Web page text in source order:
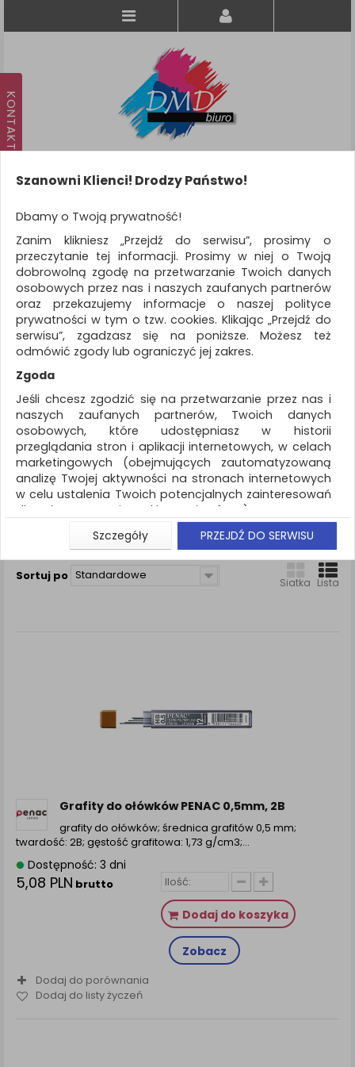
KATEGORIE
WSZYSTKIE KATEGORIE
FILTRY
Więcej
REKLAMA
AKTUALNOŚCI
Artykuły do pisania i korygowania Grafit
ZNALEZIONYCH PRODUKTÓW: 8
GRAFIT
Porównaj (0
Sortuj po Standardowe
Siatka Lista
Grafity do ołówków PENAC 0,5mm, 2B
grafity do ołówków; średnica grafitów 0,5 mm;
twardość: 2B; gęstość grafitowa: 1,73 g/cm3;...
Dostępność: 3 dni
5,08 PLN brutto
Dodaj do koszyka
Zobacz
Dodaj do porównania
Dodaj do listy życzeń
Szanowni Klienci! Drodzy Państwo!
Dbamy o Twoją prywatność!
Zanim klikniesz „Przejdź do serwisu”, prosimy o
przeczytanie tej informacji. Prosimy w niej o Twoją
dobrowolną zgodę na przetwarzanie Twoich danych
osobowych przez nas i naszych zaufanych partnerów
oraz przekazujemy informacje o naszej polityce
prywatności w tym o tzw. cookies. Klikając „Przejdź do
serwisu”, zgadzasz się na poniższe. Możesz też
odmówić zgody lub ograniczyć jej zakres.
Zgoda
Jeśli chcesz zgodzić się na przetwarzanie przez nas i
naszych zaufanych partnerów, Twoich danych
osobowych, które udostępniasz w historii
przeglądania stron i aplikacji internetowych, w celach
marketingowych (obejmujących zautomatyzowaną
analizę Twojej aktywności na stronach internetowych
w celu ustalenia Twoich potencjalnych zainteresowań
dla dostosowania reklamy i oferty), w tym na
umieszczanie tzw. cookies na Twoich urządzeniach i
ich odczytywanie, kliknij przycisk „Przejdź do serwisu”.
Jeśli nie chcesz wyrazić zgody lub ograniczyć jej
zakres, kliknij „Szczegóły”, gdzie znajdziesz wszelkie
zamówienia na Państwa email lub wyświetlenie
Państwu prawidłowych informacji o promocjach czy
Każda Państwa zgoda jest dobrowolna i można ją w
dowolnym momencie wycofać.
Polityka prywatności (rozwiń)
Klauzula Informacyjna (rozwiń)
Lista Zaufanych Partnerów (rozwiń)
Szczegóły PRZEJDŹ DO SERWISU